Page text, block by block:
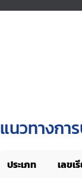
แนวทางกา
ประเภท เลขเ